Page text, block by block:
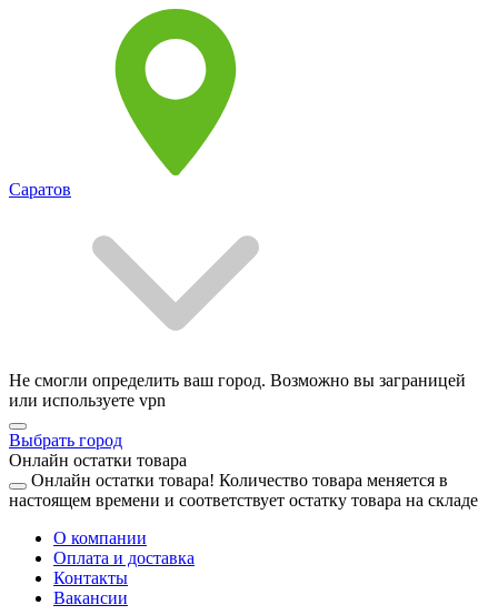
Саратов
Не смогли определить ваш город. Возможно вы заграницей
или используете vpn
Выбрать город
Онлайн остатки товара
Онлайн остатки товара! Количество товара меняется в
настоящем времени и соответствует остатку товара на складе
О компании
Оплата и доставка
Контакты
Вакансии